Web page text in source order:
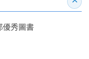
收合
優秀圖書